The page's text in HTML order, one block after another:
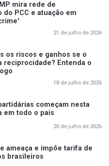
mira rede de
PCC e atuação em
21 de julho de 2026
os riscos e ganhos se o
reciprocidade? Entenda o
18 de julho de 2026
começam nesta
em todo o país
20 de julho de 2026
ameaça e impõe tarifa de
brasileiros